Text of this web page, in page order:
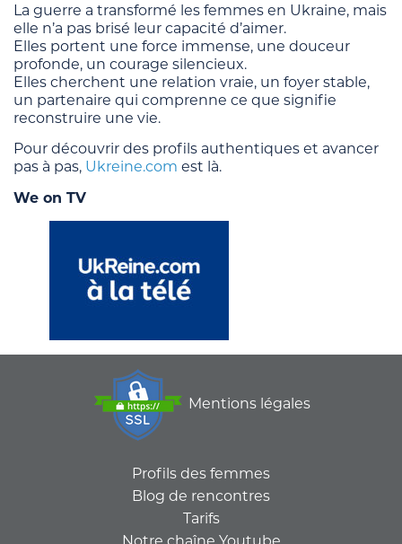
La guerre a transformé les femmes en Ukraine, mais
elle n’a pas brisé leur capacité d’aimer.
Elles portent une force immense, une douceur
profonde, un courage silencieux.
Elles cherchent une relation vraie, un foyer stable,
un partenaire qui comprenne ce que signifie
reconstruire une vie.
Pour découvrir des profils authentiques et avancer
pas à pas, Ukreine.com est là.
We on TV
Mentions légales
Profils des femmes
Blog de rencontres
Tarifs